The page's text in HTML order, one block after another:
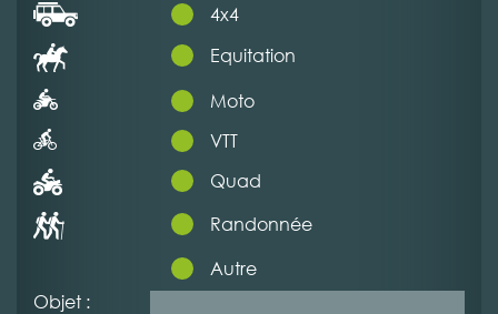
4x4
Equitation
Moto
VTT
Quad
Randonnée
Autre
Objet :